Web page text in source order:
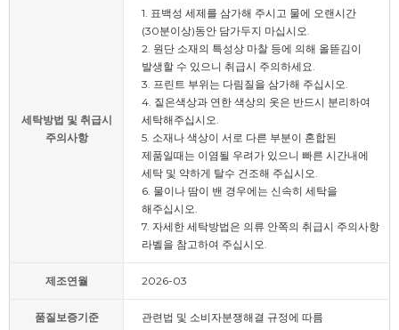
세탁방법 및 취급시
주의사항
1. 표백성 세제를 삼가해 주시고 물에 오랜시간
(30분이상)동안 담가두지 마십시오.
2. 원단 소재의 특성상 마찰 등에 의해 올뜯김이
발생할 수 있으니 취급시 주의하세요.
3. 프린트 부위는 다림질을 삼가해 주십시오.
4. 짙은색상과 연한 색상의 옷은 반드시 분리하여
세탁해주십시오.
5. 소재나 색상이 서로 다른 부분이 혼합된
제품일때는 이염될 우려가 있으니 빠른 시간내에
세탁 및 약하게 탈수 건조해 주십시오.
6. 물이나 땀이 밴 경우에는 신속히 세탁을
해주십시오.
7. 자세한 세탁방법은 의류 안쪽의 취급시 주의사항
라벨을 참고하여 주십시오.
제조연월 2026-03
품질보증기준 관련법 및 소비자분쟁해결 규정에 따름